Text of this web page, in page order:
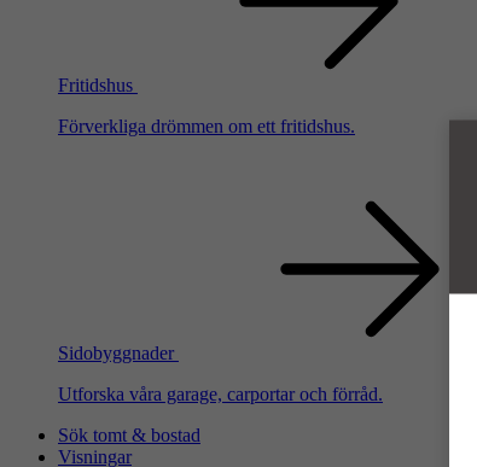
Fritidshus
Förverkliga drömmen om ett fritidshus.
Sidobyggnader
Utforska våra garage, carportar och förråd.
Sök tomt & bostad
Visningar